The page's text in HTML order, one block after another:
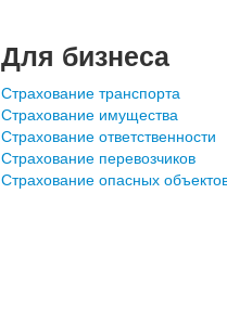
Для бизнеса
Страхование транспорта
Страхование имущества
Страхование ответственности
Страхование перевозчиков
Страхование опасных